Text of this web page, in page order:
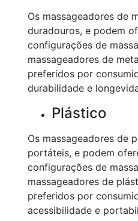
Os massageadores de
duradouros, e podem
configurações de
massageadores de
preferidos por
durabilidade e
Plástico
Os massageadores de
portáteis, e podem
configurações de
massageadores de
preferidos por
acessibilidade e